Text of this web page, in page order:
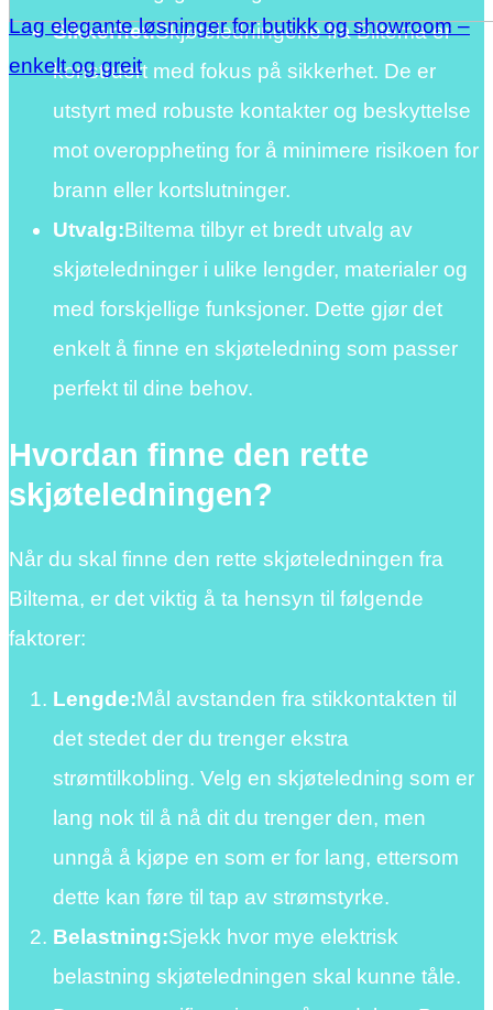
Lag elegante løsninger for butikk og showroom –
enkelt og greit
Sikkerhet:Skjøteledningene fra Biltema er
konstruert med fokus på sikkerhet. De er
utstyrt med robuste kontakter og beskyttelse
mot overoppheting for å minimere risikoen for
brann eller kortslutninger.
Utvalg:Biltema tilbyr et bredt utvalg av
skjøteledninger i ulike lengder, materialer og
med forskjellige funksjoner. Dette gjør det
enkelt å finne en skjøteledning som passer
perfekt til dine behov.
Hvordan finne den rette
skjøteledningen?
Når du skal finne den rette skjøteledningen fra
Biltema, er det viktig å ta hensyn til følgende
faktorer:
Lengde:Mål avstanden fra stikkontakten til
det stedet der du trenger ekstra
strømtilkobling. Velg en skjøteledning som er
lang nok til å nå dit du trenger den, men
unngå å kjøpe en som er for lang, ettersom
dette kan føre til tap av strømstyrke.
Belastning:Sjekk hvor mye elektrisk
belastning skjøteledningen skal kunne tåle.